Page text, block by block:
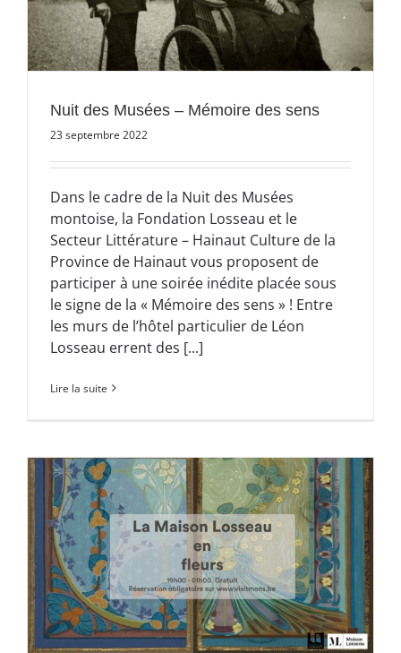
Nuit des Musées – Mémoire des sens
23 septembre 2022
Dans le cadre de la Nuit des Musées
montoise, la Fondation Losseau et le
Secteur Littérature – Hainaut Culture de la
Province de Hainaut vous proposent de
participer à une soirée inédite placée sous
le signe de la « Mémoire des sens » ! Entre
les murs de l’hôtel particulier de Léon
Losseau errent des [...]
Lire la suite